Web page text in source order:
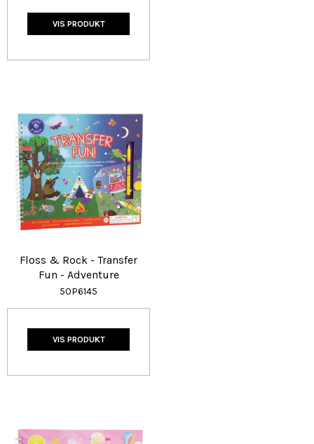
VIS PRODUKT
Floss & Rock - Transfer
Fun - Adventure
50P6145
VIS PRODUKT